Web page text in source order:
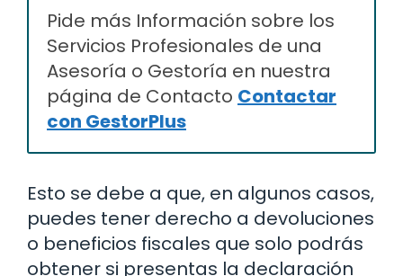
Pide más Información sobre los
Servicios Profesionales de una
Asesoría o Gestoría en nuestra
página de Contacto Contactar
con GestorPlus
Esto se debe a que, en algunos casos,
puedes tener derecho a devoluciones
o beneficios fiscales que solo podrás
obtener si presentas la declaración